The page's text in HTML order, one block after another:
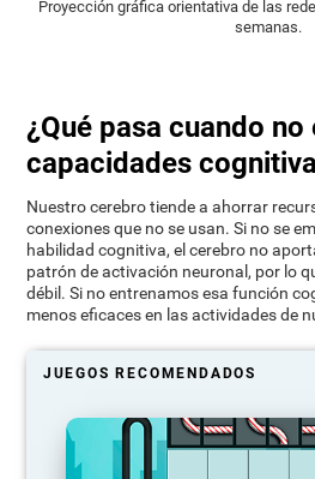
Proyección gráfica orientativa de las
semanas.
¿Qué pasa cuando
capacidades
Nuestro cerebro tiende a ahorrar
conexiones que no se usan. Si no se
habilidad cognitiva, el cerebro no
patrón de activación neuronal, por lo
débil. Si no entrenamos esa función
menos eficaces en las actividades de
JUEGOS RECOMENDADOS